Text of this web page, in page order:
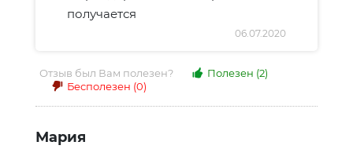
получается
06.07.2020
Отзыв был Вам полезен? Полезен (2)
Бесполезен (0)
Мария